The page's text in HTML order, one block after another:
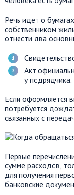
Речь идет о
собственником
отнести два
Акт
у подрядчика.
Если оформляется
потребуется
связанных с
Первые
сумме расходов,
для получения
банковские